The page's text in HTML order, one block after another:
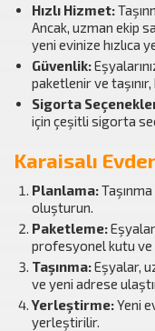
Hızlı Hizmet:
Ancak, uzman ekip
yeni evinize hızlıca
Güvenlik:
paketlenir ve
Sigorta
için çeşitli sigorta
Karaisalı
Planlama:
oluşturun.
Paketleme:
profesyonel kutu ve
Taşınma:Eşyalar,
ve yeni adrese
Yerleştirme:Yeni
yerleştirilir.